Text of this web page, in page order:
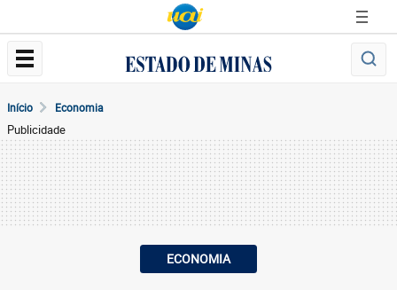
Início Economia
Publicidade
ECONOMIA